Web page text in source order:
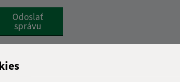
reCaptcha Response
Odoslať
správu